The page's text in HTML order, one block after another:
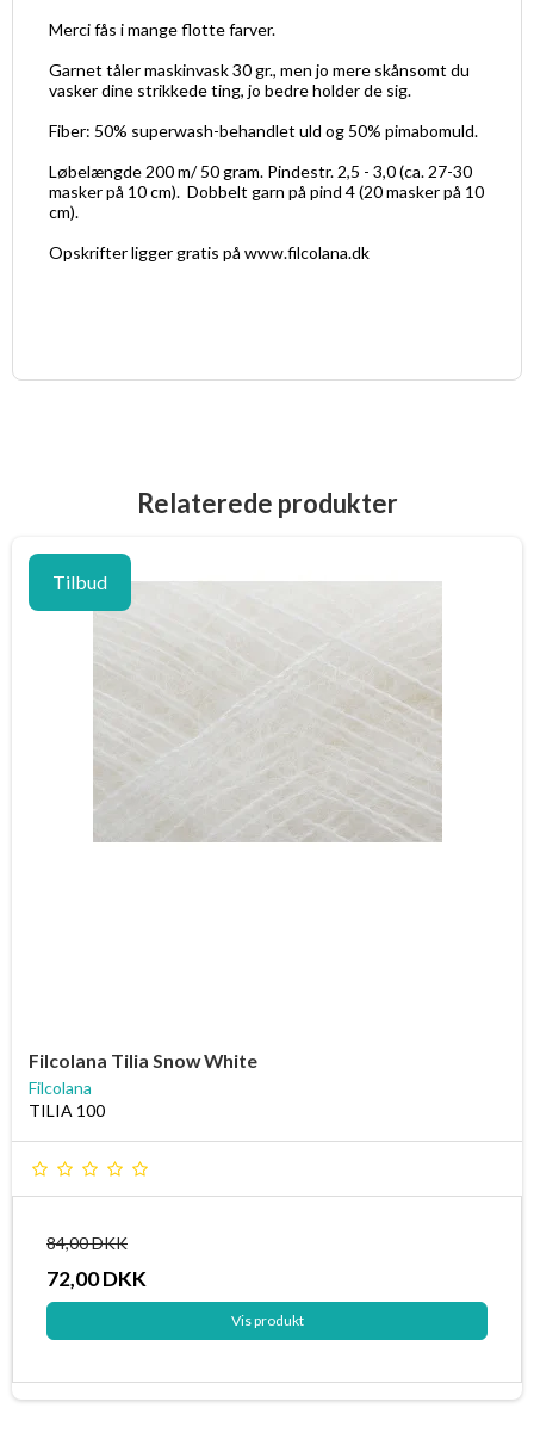
Merci fås i mange flotte farver.
Garnet tåler maskinvask 30 gr., men jo mere skånsomt du
vasker dine strikkede ting, jo bedre holder de sig.
Fiber: 50% superwash-behandlet uld og 50% pimabomuld.
Løbelængde 200 m/ 50 gram. Pindestr. 2,5 - 3,0 (ca. 27-30
masker på 10 cm). Dobbelt garn på pind 4 (20 masker på 10
cm).
Opskrifter ligger gratis på www.filcolana.dk
Relaterede produkter
Tilbud
Filcolana Tilia Snow White
Filcolana
TILIA 100
84,00 DKK
72,00 DKK
Vis produkt